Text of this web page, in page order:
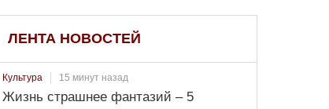
ЛЕНТА НОВОСТЕЙ
Культура 15 минут назад
Жизнь страшнее фантазий – 5